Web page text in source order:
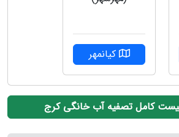
کیانمهر
کامل تصفیه آب خانگی کرج